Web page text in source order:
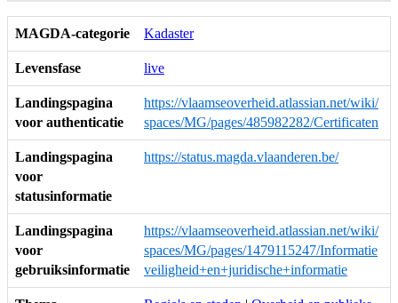
MAGDA-categorie Kadaster
Levensfase live
Landingspagina
voor authenticatie
https://vlaamseoverheid.atlassian.net/wiki/
spaces/MG/pages/485982282/Certificaten
Landingspagina
voor
statusinformatie
https://status.magda.vlaanderen.be/
Landingspagina
voor
gebruiksinformatie
https://vlaamseoverheid.atlassian.net/wiki/
spaces/MG/pages/1479115247/Informatie
veiligheid+en+juridische+informatie